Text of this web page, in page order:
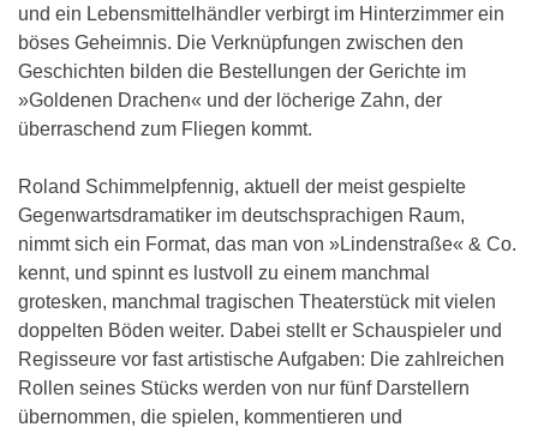
und ein Lebensmittelhändler verbirgt im Hinterzimmer ein
böses Geheimnis. Die Verknüpfungen zwischen den
Geschichten bilden die Bestellungen der Gerichte im
»Goldenen Drachen« und der löcherige Zahn, der
überraschend zum Fliegen kommt.
Roland Schimmelpfennig, aktuell der meist gespielte
Gegenwartsdramatiker im deutschsprachigen Raum,
nimmt sich ein Format, das man von »Lindenstraße« & Co.
kennt, und spinnt es lustvoll zu einem manchmal
grotesken, manchmal tragischen Theaterstück mit vielen
doppelten Böden weiter. Dabei stellt er Schauspieler und
Regisseure vor fast artistische Aufgaben: Die zahlreichen
Rollen seines Stücks werden von nur fünf Darstellern
übernommen, die spielen, kommentieren und